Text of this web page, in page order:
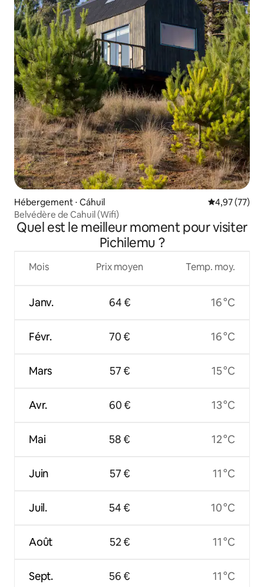
Hébergement ⋅ Cáhuil Évaluation
4,97 (77)
Belvédère de Cahuil (Wifi)
Quel est le meilleur moment pour visiter
Pichilemu ?
Mois
Janv.
Févr.
Mars
Avr.
Mai
Juin
Juil.
Août
Sept.
Prix moyen
64 €
70 €
57 €
60 €
58 €
57 €
54 €
52 €
56 €
Temp. moy.
16 °C
16 °C
15 °C
13 °C
12 °C
11 °C
10 °C
11 °C
11 °C